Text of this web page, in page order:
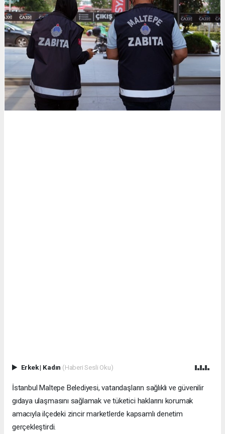
Erkek| Kadın (Haberi Sesli Oku)
İstanbul Maltepe Belediyesi, vatandaşların sağlıklı ve güvenilir
gıdaya ulaşmasını sağlamak ve tüketici haklarını korumak
amacıyla ilçedeki zincir marketlerde kapsamlı denetim
gerçekleştirdi.